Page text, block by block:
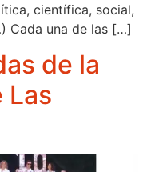
científica, social,
Cada una de las […]
de la
Las